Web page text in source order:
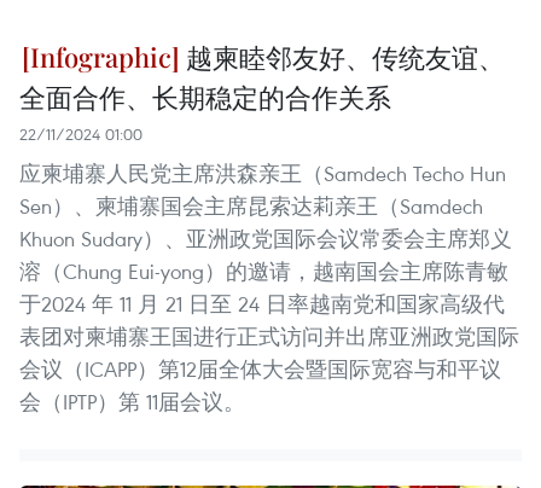
越柬睦邻友好、传统友谊、
全面合作、长期稳定的合作关系
22/11/2024 01:00
应柬埔寨人民党主席洪森亲王（Samdech Techo Hun
Sen）、柬埔寨国会主席昆索达莉亲王（Samdech
Khuon Sudary）、亚洲政党国际会议常委会主席郑义
溶（Chung Eui-yong）的邀请，越南国会主席陈青敏
于2024 年 11 月 21 日至 24 日率越南党和国家高级代
表团对柬埔寨王国进行正式访问并出席亚洲政党国际
会议（ICAPP）第12届全体大会暨国际宽容与和平议
会（IPTP）第 11届会议。